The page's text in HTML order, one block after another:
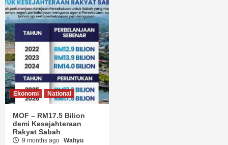
Ekonomi National
MOF – RM17.5 Bilion
demi Kesejahteraan
Rakyat Sabah
9 months ago Wahyu